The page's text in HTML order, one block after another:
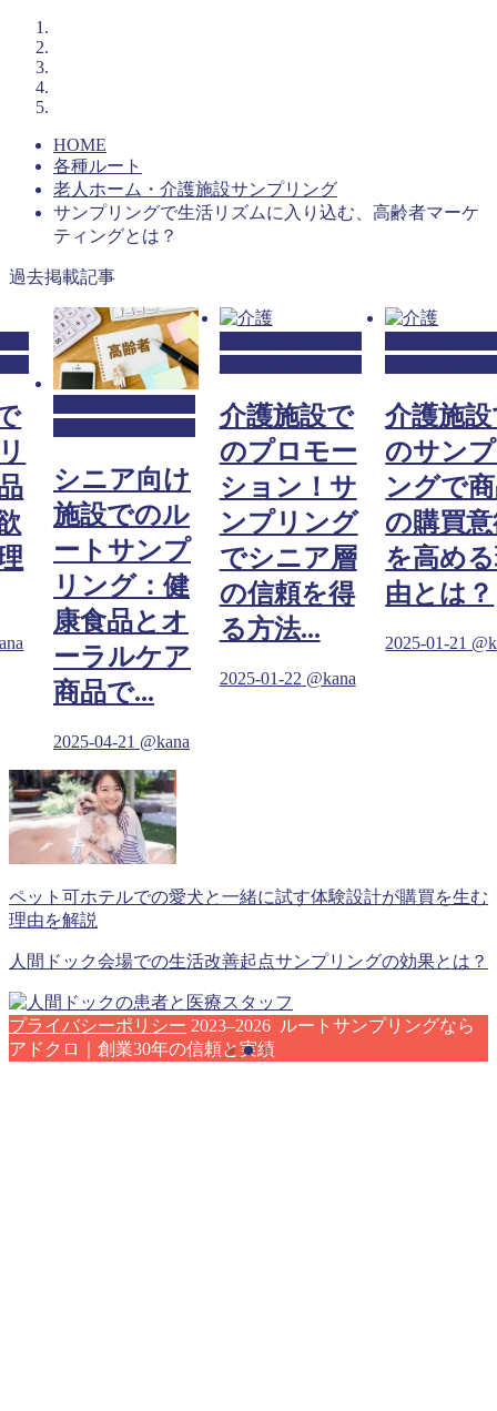
HOME
各種ルート
老人ホーム・介護施設サンプリング
サンプリングで生活リズムに入り込む、高齢者マーケ
ティングとは？
過去掲載記事
シニア向け
施設でのル
ートサンプ
リング：健
康食品とオ
ーラルケア
商品で...
2025-04-21 @kana
介護施設で
のプロモー
ション！サ
ンプリング
でシニア層
の信頼を得
る方法...
2025-01-22 @kana
介護施
のサン
ングで
の購買
を高め
由とは？
2025-01-21
ペット可ホテルでの愛犬と一緒に試す体験設計が購買を生む
理由を解説
人間ドック会場での生活改善起点サンプリングの効果とは？
プライバシーポリシー 2023–2026 ルートサンプリングなら
アドクロ｜創業30年の信頼と実績